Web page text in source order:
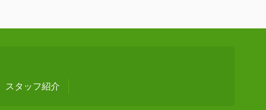
スタッフ紹介